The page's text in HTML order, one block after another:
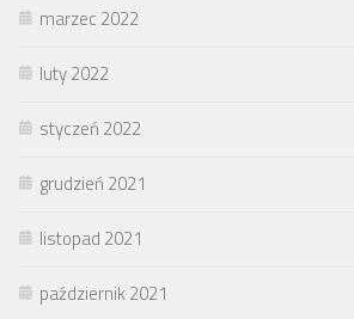
marzec 2022
luty 2022
styczeń 2022
grudzień 2021
listopad 2021
październik 2021